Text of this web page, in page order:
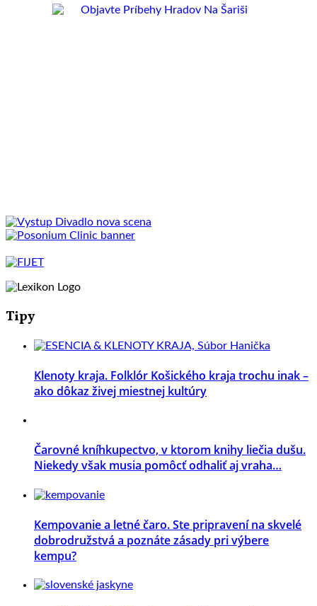
Tipy
Klenoty kraja. Folklór Košického kraja trochu inak –
ako dôkaz živej miestnej kultúry
Čarovné kníhkupectvo, v ktorom knihy liečia dušu.
Niekedy však musia pomôcť odhaliť aj vraha…
Kempovanie a letné čaro. Ste pripravení na skvelé
dobrodružstvá a poznáte zásady pri výbere
kempu?